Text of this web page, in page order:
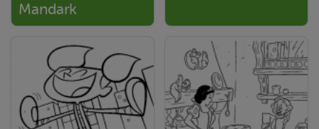
Mandark